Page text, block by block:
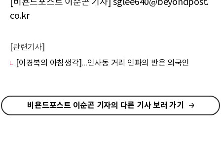
[비욘드포스트 이순곤 기자] sglee640@beyondpost.
co.kr
[관련기사]
[이경복의 아침생각]...인사동 거리 인파의 반은 외국인
비욘드포스트 이순곤 기자의 다른 기사 보러 가기